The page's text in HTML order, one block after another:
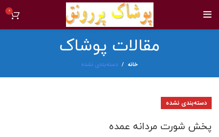
0
مقالات پوشاک
خانه دسته‌بندی نشده
دسته‌بندی نشده
پخش شورت مردانه عمده